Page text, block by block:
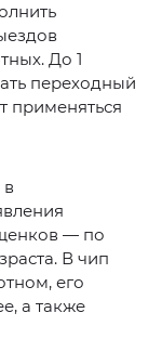
До 1
переходный
применяться
— по
В чип
его
а также